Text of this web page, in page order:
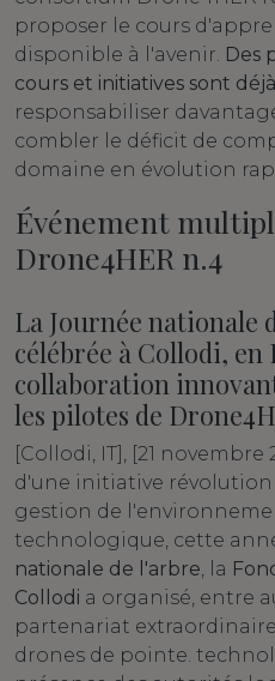
proposer le cours
disponible à l'avenir. Des
cours et initiatives sont
responsabiliser
combler le déficit de
domaine en évolution
Événement
Drone4HER n.4
La Journée nationale
célébrée à Collodi,
collaboration
les pilotes de
[Collodi, IT], [21
d'une initiative
gestion de
technologique, cette
nationale de l'arbre, la
Collodi a organisé, entre
partenariat
drones de pointe.